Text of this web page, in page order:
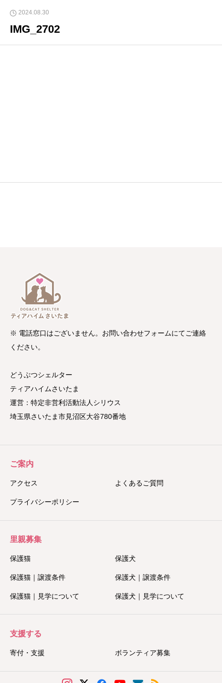
2024.08.30
IMG_2702
※ 電話窓口はございません。お問い合わせフォームにてご連絡
ください。
どうぶつシェルター
ティアハイムさいたま
運営：特定非営利活動法人シリウス
埼玉県さいたま市見沼区大谷780番地
ご案内
アクセス よくあるご質問
プライバシーポリシー
里親募集
保護猫 保護犬
保護猫｜譲渡条件 保護犬｜譲渡条件
保護猫｜見学について 保護犬｜見学について
支援する
寄付・支援 ボランティア募集